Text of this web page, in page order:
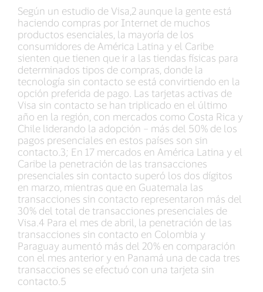
Según un estudio de Visa,2 aunque la gente está
haciendo compras por Internet de muchos
productos esenciales, la mayoría de los
consumidores de América Latina y el Caribe
sienten que tienen que ir a las tiendas físicas para
determinados tipos de compras, donde la
tecnología sin contacto se está convirtiendo en la
opción preferida de pago. Las tarjetas activas de
Visa sin contacto se han triplicado en el último
año en la región, con mercados como Costa Rica y
Chile liderando la adopción – más del 50% de los
pagos presenciales en estos países son sin
contacto.3; En 17 mercados en América Latina y el
Caribe la penetración de las transacciones
presenciales sin contacto superó los dos dígitos
en marzo, mientras que en Guatemala las
transacciones sin contacto representaron más del
30% del total de transacciones presenciales de
Visa.4 Para el mes de abril, la penetración de las
transacciones sin contacto en Colombia y
Paraguay aumentó más del 20% en comparación
con el mes anterior y en Panamá una de cada tres
transacciones se efectuó con una tarjeta sin
contacto.5